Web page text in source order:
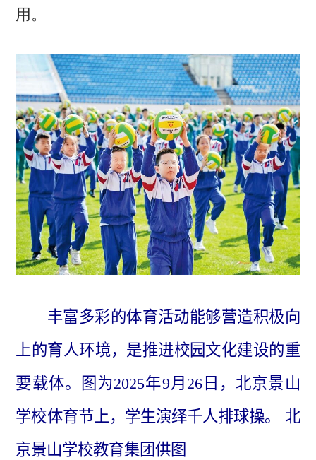
用。
丰富多彩的体育活动能够营造积极向
上的育人环境，是推进校园文化建设的重
要载体。图为2025年9月26日，北京景山
学校体育节上，学生演绎千人排球操。 北
京景山学校教育集团供图